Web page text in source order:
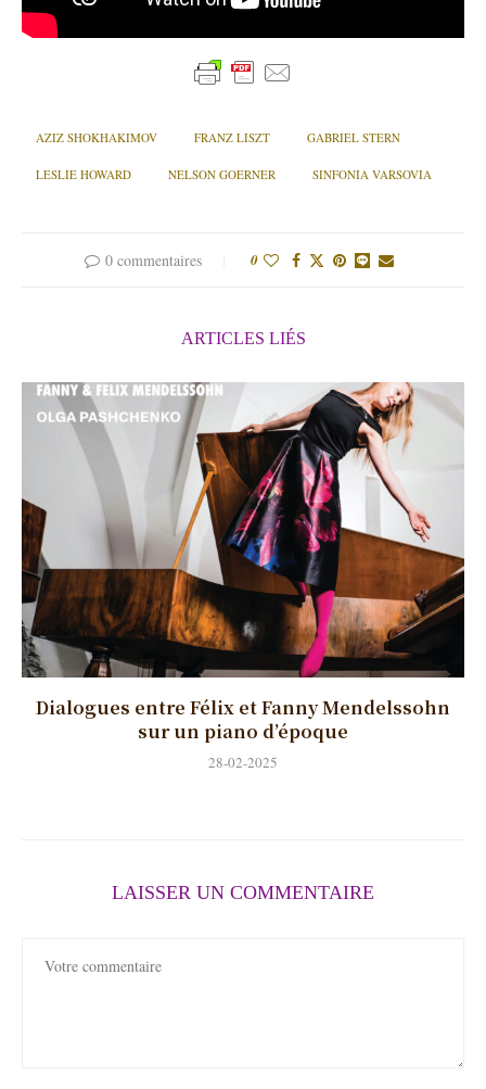
AZIZ SHOKHAKIMOV FRANZ LISZT GABRIEL STERN
LESLIE HOWARD NELSON GOERNER SINFONIA VARSOVIA
0 commentaires 0
ARTICLES LIÉS
Dialogues entre Félix et Fanny Mendelssohn
sur un piano d’époque
28-02-2025
LAISSER UN COMMENTAIRE